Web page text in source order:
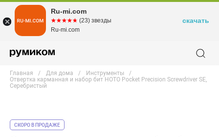
Главная Для дома
Инструменты
Отвертка карманная и набор бит HOTO Pocket Precision Screwdriver SE,
Серебристый
СКОРО В ПРОДАЖЕ
Ru-mi.com
☆☆☆☆☆
★★★★★ (23) звезды
Ru-mi.com
скачать